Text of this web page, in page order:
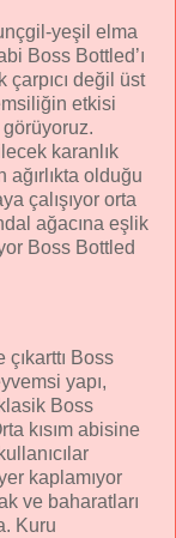
yeşil elma
Boss Bottled’ı
çarpıcı değil üst
etkisi
karanlık
ağırlıkta olduğu
çalışıyor orta
ağacına eşlik
Boss Bottled
Boss
yapı,
Boss
kısım abisine
kaplamıyor
ve baharatları
Kuru